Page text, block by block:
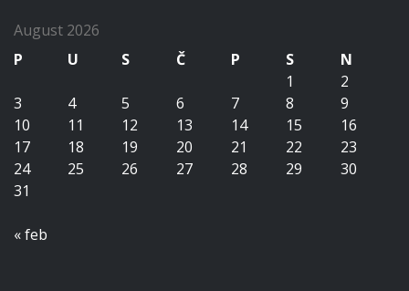
August 2026
P
U S Č P S
N
1
2
3
4 5 6 7 8
9
10
11 12 13 14 15
16
17
18 19 20 21 22
23
24
25 26 27 28 29
30
31
« feb